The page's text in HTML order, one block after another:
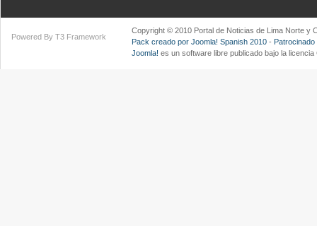
Powered By T3 Framework
Copyright © 2010 Portal de Noticias de Lima Norte
Pack creado por Joomla! Spanish 2010 -
Joomla! es un software libre publicado bajo la licencia